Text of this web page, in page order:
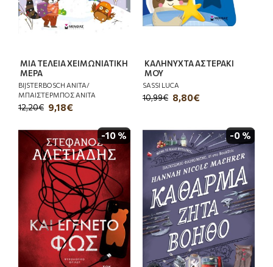
ΜΙΑ ΤΕΛΕΙΑ ΧΕΙΜΩΝΙΑΤΙΚΗ
ΜΕΡΑ
BIJSTERBOSCH ANITA/
ΜΠΑΙΣΤΕΡΜΠΟΣ ΑΝΙΤΑ
9,18€
12,20€
ΚΑΛΗΝΥΧΤΑ ΑΣΤΕΡΑΚΙ
ΜΟΥ
SASSI LUCA
8,80€
10,99€
-10 % -0 %